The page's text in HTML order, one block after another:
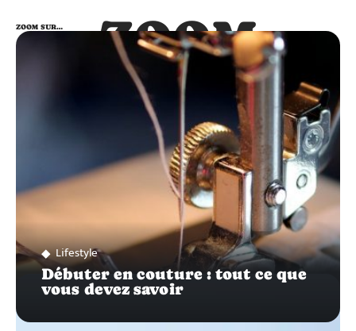
ZOOM
SUR…
ZOOM SUR…
Lifestyle
Débuter en couture : tout ce que
vous devez savoir